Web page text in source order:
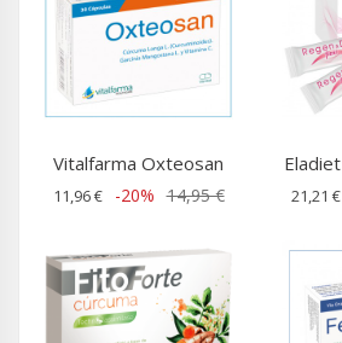
Vitalfarma Oxteosan
11,96 € -20% 14,95 € 21,21 €